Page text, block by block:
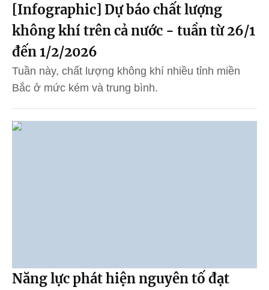
[Infographic] Dự báo chất lượng
không khí trên cả nước - tuần từ 26/1
đến 1/2/2026
Tuần này, chất lượng không khí nhiều tỉnh miền
Bắc ở mức kém và trung bình.
Năng lực phát hiện nguyên tố đạt